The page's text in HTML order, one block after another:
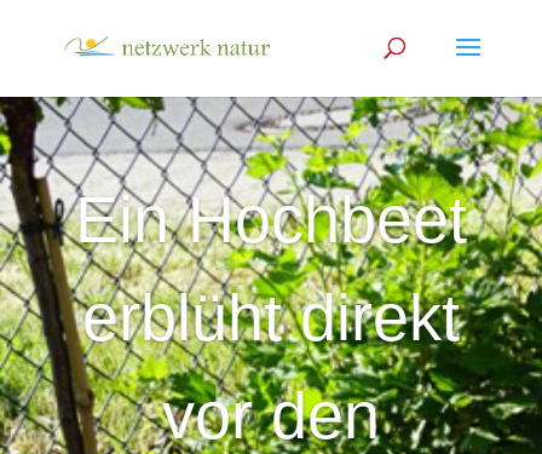
Ein Hochbeet
erblüht direkt
vor den